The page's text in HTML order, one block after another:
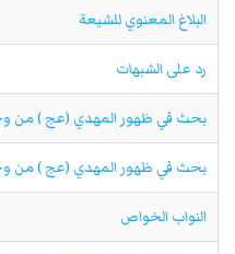
البلاغ المعنوي للشيعة
رد على الشبهات
بحث في ظهور المهدي (عج ) من
بحث في ظهور المهدي (عج ) من
النواب الخواص